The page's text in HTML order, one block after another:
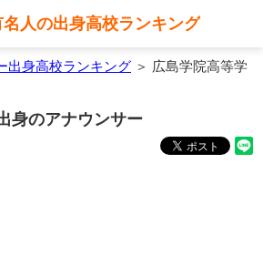
名人の出身高校ランキング
出身高校ランキング ＞ 広島学院高等学
身のアナウンサー